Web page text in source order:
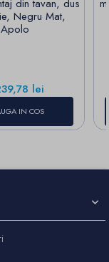
din tavan, dus
Negru Mat,
Apolo
lei
IN COS